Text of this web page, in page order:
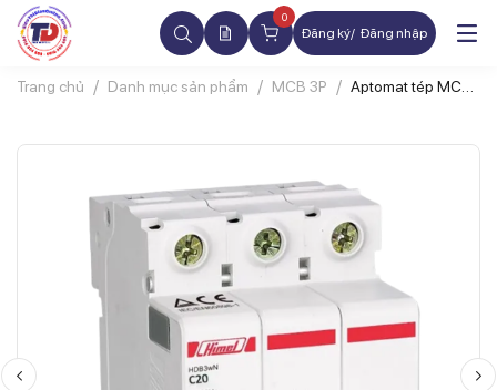
0
Đăng ký Đăng nhập
Trang chủ Danh mục sản phẩm MCB 3P
Aptomat tép MCB